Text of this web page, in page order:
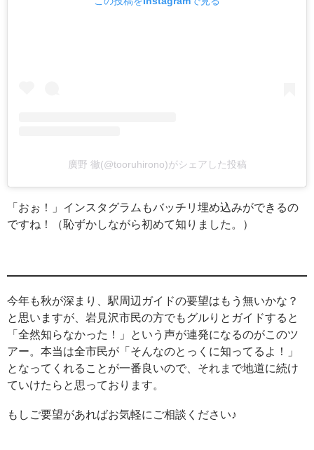
廣野 徹(@tooruhirono)がシェアした投稿
「おぉ！」インスタグラムもバッチリ埋め込みができるの
ですね！（恥ずかしながら初めて知りました。）
今年も秋が深まり、駅周辺ガイドの要望はもう無いかな？
と思いますが、岩見沢市民の方でもグルりとガイドすると
「全然知らなかった！」という声が連発になるのがこのツ
アー。本当は全市民が「そんなのとっくに知ってるよ！」
となってくれることが一番良いので、それまで地道に続け
ていけたらと思っております。
もしご要望があればお気軽にご相談ください♪